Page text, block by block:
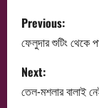
P
o
s
Previous:
ফেলুদার শুটিং থেকে
Next:
তেল-মশলার বালাই